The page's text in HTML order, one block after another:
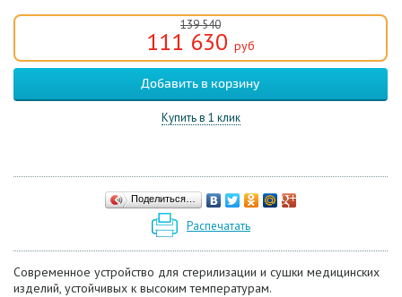
139 540
111 630 руб
Купить в 1 клик
Поделиться…
Распечатать
Современное устройство для стерилизации и сушки медицинских
изделий, устойчивых к высоким температурам.